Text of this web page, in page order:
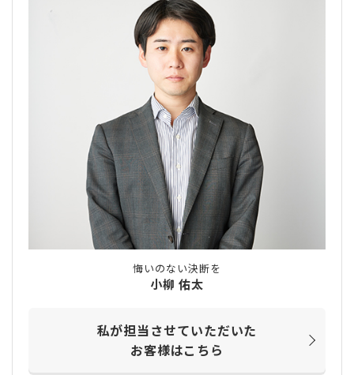
悔いのない決断を
小柳 佑太
私が担当させていただいた
お客様はこちら